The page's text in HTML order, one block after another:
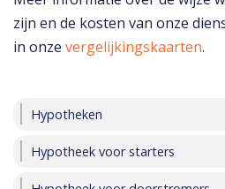
zijn en de kosten van onze
in onze vergelijkingskaarten.
Hypotheken
Hypotheek voor starters